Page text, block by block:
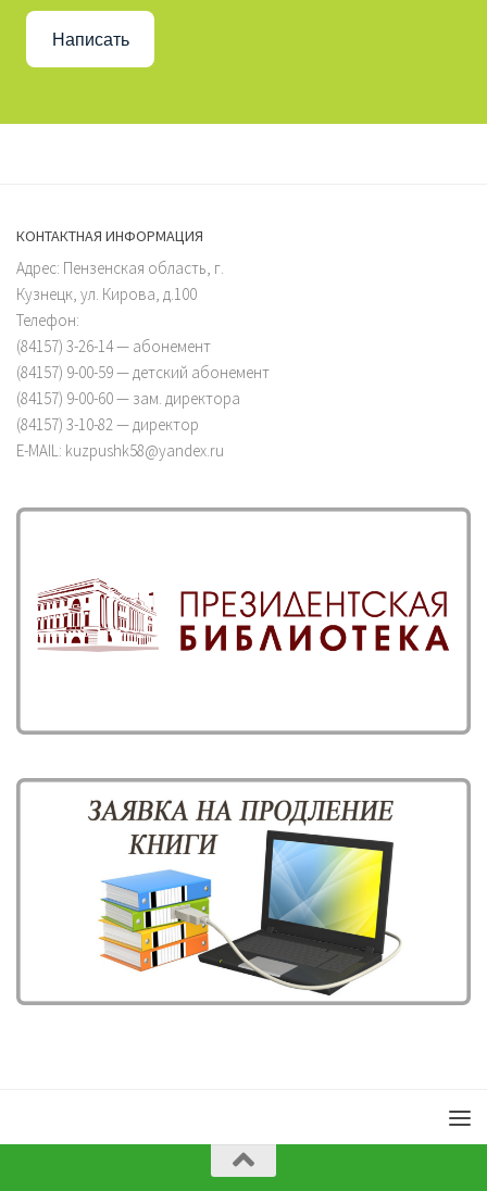
Написать
КОНТАКТНАЯ ИНФОРМАЦИЯ
Адрес: Пензенская область, г.
Кузнецк, ул. Кирова, д.100
Телефон:
(84157) 3-26-14 — абонемент
(84157) 9-00-59 — детский абонемент
(84157) 9-00-60 — зам. директора
(84157) 3-10-82 — директор
E-MAIL: kuzpushk58@yandex.ru